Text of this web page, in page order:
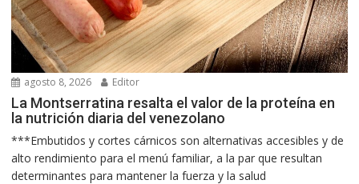
agosto 8, 2026 Editor
La Montserratina resalta el valor de la proteína en
la nutrición diaria del venezolano
***Embutidos y cortes cárnicos son alternativas accesibles y de
alto rendimiento para el menú familiar, a la par que resultan
determinantes para mantener la fuerza y la salud